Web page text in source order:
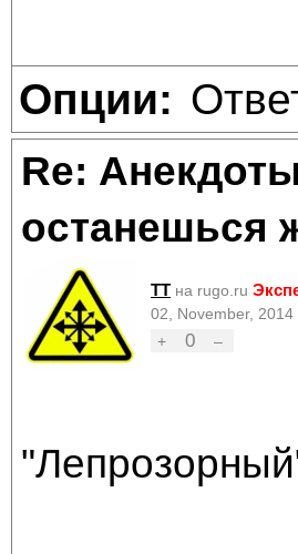
Опции:
Re:
останешься
TT на rugo.ru
02, November, 2014
+
0 –